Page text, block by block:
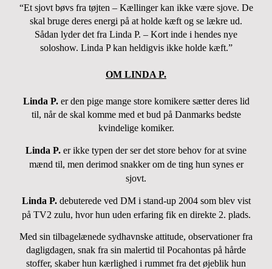
“Et sjovt bøvs fra tøjten – Kællinger kan ikke være sjove. De
skal bruge deres energi på at holde kæft og se lækre ud.
Sådan lyder det fra Linda P. – Kort inde i hendes nye
soloshow. Linda P kan heldigvis ikke holde kæft.”
OM LINDA P.
Linda P.er den pige mange store komikere sætter deres lid
til, når de skal komme med et bud på Danmarks bedste
kvindelige komiker.
Linda P. er ikke typen der ser det store behov for at svine
mænd til, men derimod snakker om de ting hun synes er
sjovt.
Linda P.debuterede ved DM i stand-up 2004 som blev vist
på TV2 zulu, hvor hun uden erfaring fik en direkte 2. plads.
Med sin tilbagelænede sydhavnske attitude, observationer fra
dagligdagen, snak fra sin malertid til Pocahontas på hårde
stoffer, skaber hun kærlighed i rummet fra det øjeblik hun